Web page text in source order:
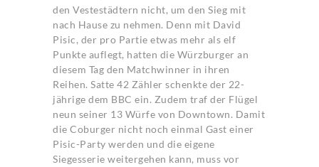
den Vestestädtern nicht, um den Sieg mit
nach Hause zu nehmen. Denn mit David
Pisic, der pro Partie etwas mehr als elf
Punkte auflegt, hatten die Würzburger an
diesem Tag den Matchwinner in ihren
Reihen. Satte 42 Zähler schenkte der 22-
jährige dem BBC ein. Zudem traf der Flügel
neun seiner 13 Würfe von Downtown. Damit
die Coburger nicht noch einmal Gast einer
Pisic-Party werden und die eigene
Siegesserie weitergehen kann, muss vor